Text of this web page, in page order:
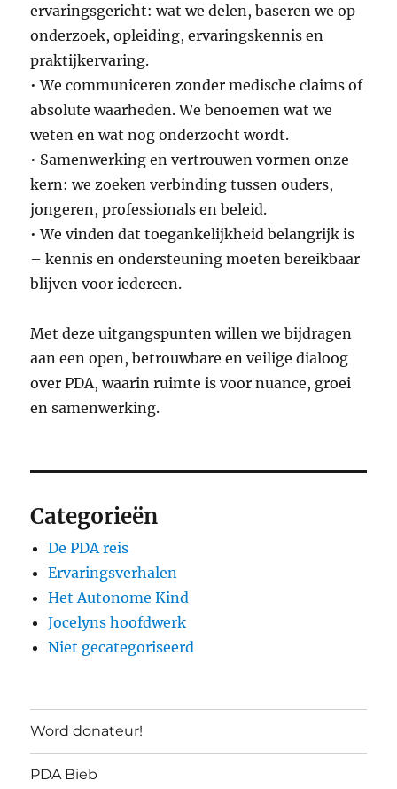
ervaringsgericht: wat we delen, baseren we op
onderzoek, opleiding, ervaringskennis en
praktijkervaring.
• We communiceren zonder medische claims of
absolute waarheden. We benoemen wat we
weten en wat nog onderzocht wordt.
• Samenwerking en vertrouwen vormen onze
kern: we zoeken verbinding tussen ouders,
jongeren, professionals en beleid.
• We vinden dat toegankelijkheid belangrijk is
– kennis en ondersteuning moeten bereikbaar
blijven voor iedereen.
Met deze uitgangspunten willen we bijdragen
aan een open, betrouwbare en veilige dialoog
over PDA, waarin ruimte is voor nuance, groei
en samenwerking.
Categorieën
De PDA reis
Ervaringsverhalen
Het Autonome Kind
Jocelyns hoofdwerk
Niet gecategoriseerd
Word donateur!
PDA Bieb